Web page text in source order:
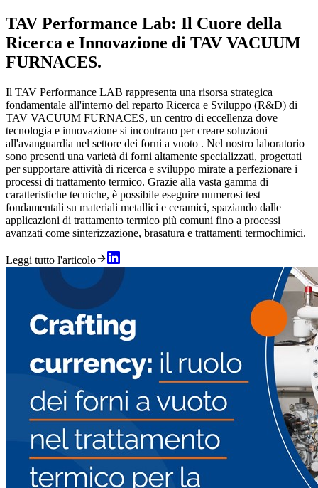
TAV Performance Lab: Il Cuore della
Ricerca e Innovazione di TAV VACUUM
FURNACES.
Il TAV Performance LAB rappresenta una risorsa strategica
fondamentale all'interno del reparto Ricerca e Sviluppo (R&D) di
TAV VACUUM FURNACES, un centro di eccellenza dove
tecnologia e innovazione si incontrano per creare soluzioni
all'avanguardia nel settore dei forni a vuoto . Nel nostro laboratorio
sono presenti una varietà di forni altamente specializzati, progettati
per supportare attività di ricerca e sviluppo mirate a perfezionare i
processi di trattamento termico. Grazie alla vasta gamma di
caratteristiche tecniche, è possibile eseguire numerosi test
fondamentali su materiali metallici e ceramici, spaziando dalle
applicazioni di trattamento termico più comuni fino a processi
avanzati come sinterizzazione, brasatura e trattamenti termochimici.
Leggi tutto l'articolo